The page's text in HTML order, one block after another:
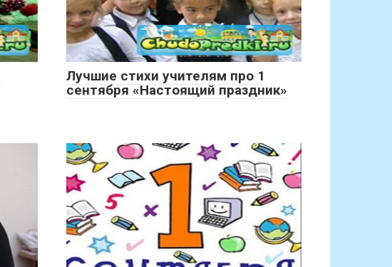
Лучшие стихи учителям про 1
сентября «Настоящий праздник»